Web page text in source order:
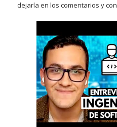
dejarla en los comentarios y